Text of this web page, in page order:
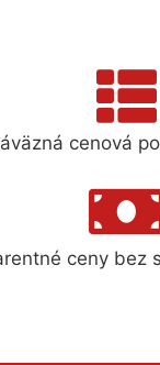
cenová
ceny bez